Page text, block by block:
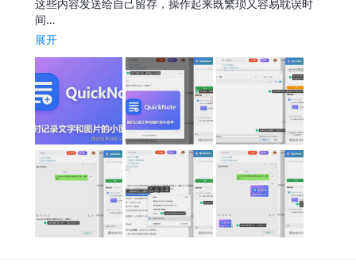
这些内容发送给自己留存，操作起来既繁琐又容易耽误时
间…
展开